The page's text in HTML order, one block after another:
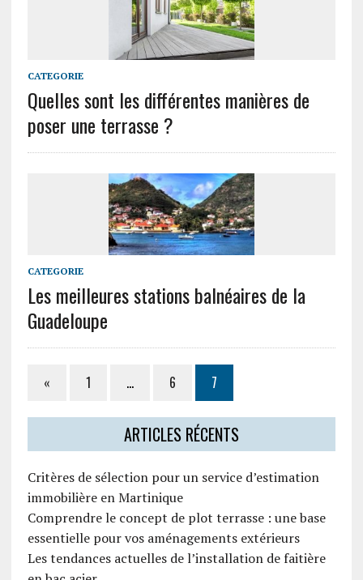
CATEGORIE
Quelles sont les différentes manières de
poser une terrasse ?
CATEGORIE
Les meilleures stations balnéaires de la
Guadeloupe
« 1 … 6 7
ARTICLES RÉCENTS
Critères de sélection pour un service d’estimation
immobilière en Martinique
Comprendre le concept de plot terrasse : une base
essentielle pour vos aménagements extérieurs
Les tendances actuelles de l’installation de faitière